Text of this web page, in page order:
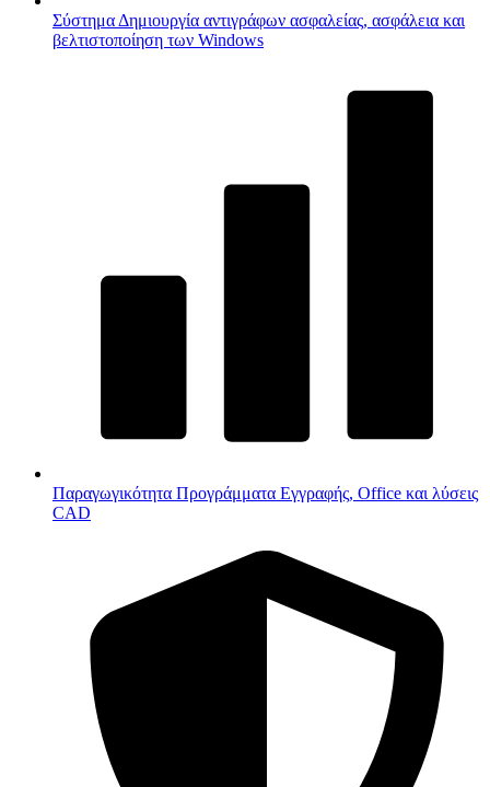
Σύστημα Δημιουργία αντιγράφων ασφαλείας, ασφάλεια και
βελτιστοποίηση των Windows
Παραγωγικότητα Προγράμματα Εγγραφής, Office και λύσεις
CAD